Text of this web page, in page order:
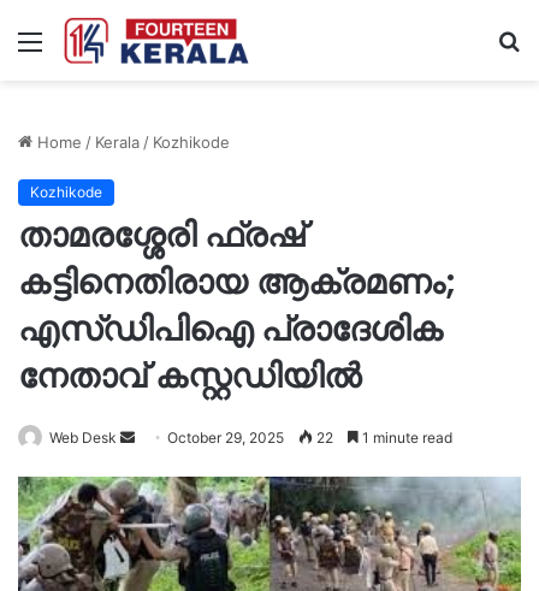
Menu
Home / Kerala/ Kozhikode
Kozhikode
താമരശ്ശേരി ഫ്രഷ്‌
കട്ടിനെതിരായ ആക്രമണം;
എസ്ഡിപിഐ പ്രാദേശിക
നേതാവ് കസ്റ്റഡിയിൽ
Web Desk
Send
email
October 29, 2025 22 1 minute read